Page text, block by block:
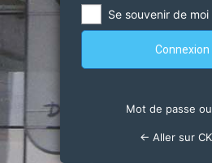
Se souvenir de moi
Mot de passe
← Aller sur